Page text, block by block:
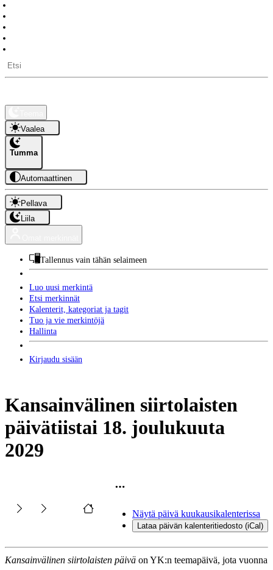
Vaalea
Tumma
Automaattinen
Pellava
Liila
Tallennus vain tähän selaimeen
Luo uusi merkintä
Etsi merkinnät
Kalenterit, kategoriat ja tagit
Tuo ja vie merkintöjä
Hallinta
Kirjaudu sisään
Kansainvälinen siirtolaisten
päivätiistai 18. joulukuuta
2029
Näytä päivä kuukausikalenterissa
Lataa päivän kalenteritiedosto (iCal)
Kansainvälinen siirtolaisten päivä on YK:n teemapäivä, jota vuonna